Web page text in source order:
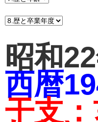
昭和
西暦
干支